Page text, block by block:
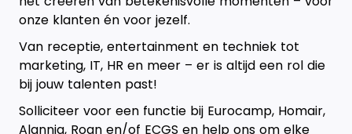
onze klanten én voor jezelf.
Van receptie, entertainment en techniek tot
marketing, IT, HR en meer – er is altijd een rol die
bij jouw talenten past!
Solliciteer voor een functie bij Eurocamp, Homair,
Alannia, Roan en/of ECGS en help ons om elke